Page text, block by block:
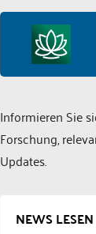
Informieren Sie
Forschung,
Updates.
NEWS LESEN